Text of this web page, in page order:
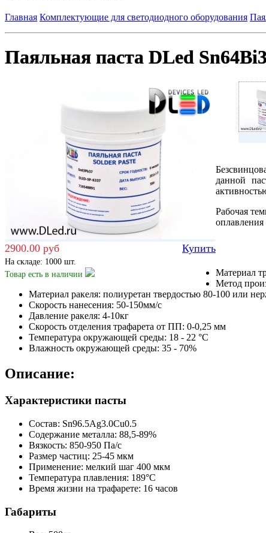
Главная Комплектующие для светодиодного оборудования
Паяльная паста DLed
2900.00 руб Купить
На складе: 1000 шт.
Товар есть в наличии
данной
Рабочая
Материал
Метод
Материал ракеля: полиуретан твердостью 80-100 или
Скорость нанесения: 50-150мм/с
Давление ракеля: 4-10кг
Скорость отделения трафарета от ПП: 0-0,25 мм
Температура окружающей среды: 18 - 22 °С
Влажность окружающей среды: 35 - 70%
Описание:
Характеристики пасты
Состав: Sn96.5Ag3.0Cu0.5
Содержание металла: 88,5-89%
Вязкость: 850-950 Па/с
Размер частиц: 25-45 мкм
Применение: мелкий шаг 400 мкм
Температура плавления: 189°С
Время жизни на трафарете: 16 часов
Габариты